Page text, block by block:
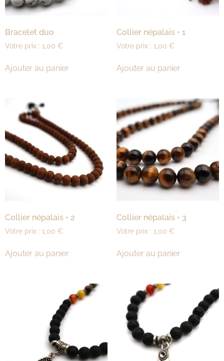
Bracelet duo
Votre prix : 1,00 €
Ajouter au panier
Collier népalais • 1
Votre prix : 1,00 €
Ajouter au panier
Collier népalais • 2
Votre prix : 1,00 €
Ajouter au panier
Collier népalais • 3
Votre prix : 1,00 €
Ajouter au panier